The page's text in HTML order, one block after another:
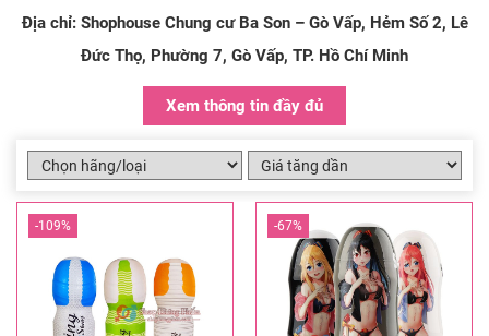
Địa chỉ:Shophouse Chung cư Ba Son – Gò Vấp, Hẻm Số 2, Lê
Đức Thọ, Phường 7, Gò Vấp, TP. Hồ Chí Minh
Xem thông tin đầy đủ
-109% -67%